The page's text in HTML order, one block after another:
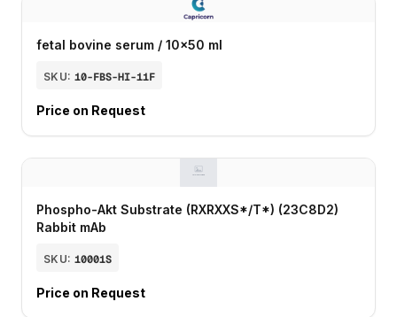
fetal bovine serum / 10x50 ml
SKU: 10-FBS-HI-11F
Price on Request
Phospho-Akt Substrate (RXRXXS*/T*) (23C8D2)
Rabbit mAb
SKU: 10001S
Price on Request